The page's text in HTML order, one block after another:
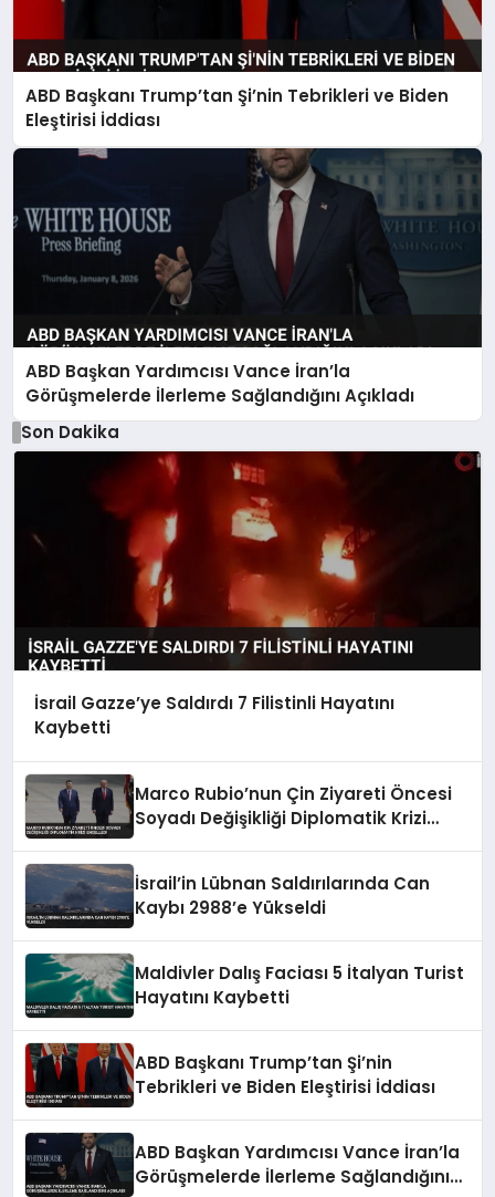
ABD Başkanı Trump’tan Şi’nin Tebrikleri ve Biden
Eleştirisi İddiası
ABD Başkan Yardımcısı Vance İran’la
Görüşmelerde İlerleme Sağlandığını Açıkladı
Son Dakika
İsrail Gazze’ye Saldırdı 7 Filistinli Hayatını
Kaybetti
Marco Rubio’nun Çin Ziyareti Öncesi
Soyadı Değişikliği Diplomatik Krizi
İsrail’in Lübnan Saldırılarında Can
Kaybı 2988’e Yükseldi
Maldivler Dalış Faciası 5 İtalyan Turist
Hayatını Kaybetti
ABD Başkanı Trump’tan Şi’nin
Tebrikleri ve Biden Eleştirisi İddiası
ABD Başkan Yardımcısı Vance İran’la
Görüşmelerde İlerleme Sağlandığını